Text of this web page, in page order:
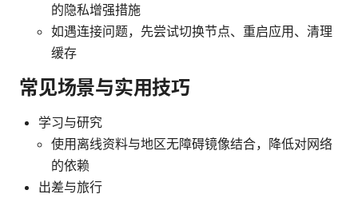
的隐私增强措施
如遇连接问题，先尝试切换节点、重启应用、清理
缓存
常见场景与实用技巧
学习与研究
使用离线资料与地区无障碍镜像结合，降低对网络
的依赖
出差与旅行